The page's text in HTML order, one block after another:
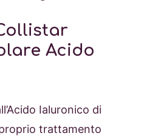
Acido
Ialuronico di
trattamento